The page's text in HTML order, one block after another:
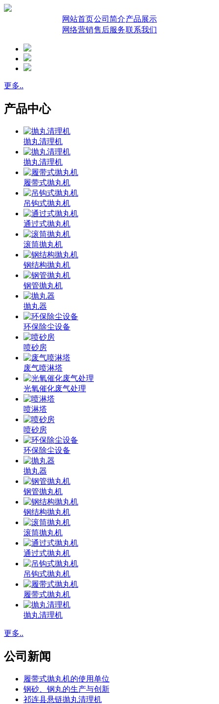
网站首页公司简介产品展示
网络营销售后服务联系我们
更多..
产品中心
抛丸清理机
抛丸清理机
履带式抛丸机
吊钩式抛丸机
通过式抛丸机
滚筒抛丸机
钢结构抛丸机
钢管抛丸机
抛丸器
环保除尘设备
喷砂房
废气喷淋塔
光氧催化废气处理
喷淋塔
喷砂房
环保除尘设备
抛丸器
钢管抛丸机
钢结构抛丸机
滚筒抛丸机
通过式抛丸机
吊钩式抛丸机
履带式抛丸机
抛丸清理机
更多..
公司新闻
履带式抛丸机的使用单位
钢砂、钢丸的生产与创新
祁连县悬链抛丸清理机